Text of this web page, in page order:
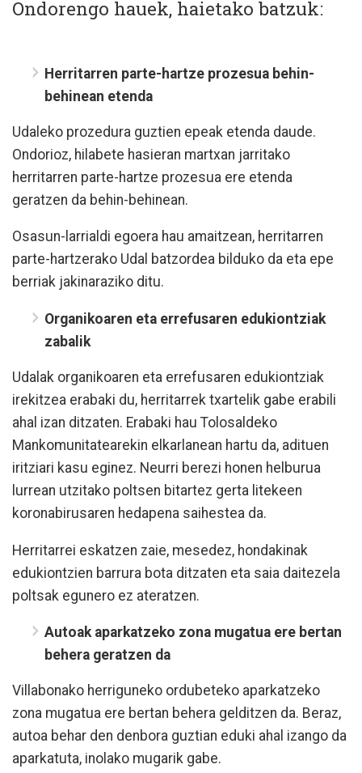
Ondorengo hauek, haietako batzuk:
Herritarren parte-hartze prozesua behin-
behinean etenda
Udaleko prozedura guztien epeak etenda daude.
Ondorioz, hilabete hasieran martxan jarritako
herritarren parte-hartze prozesua ere etenda
geratzen da behin-behinean.
Osasun-larrialdi egoera hau amaitzean, herritarren
parte-hartzerako Udal batzordea bilduko da eta epe
berriak jakinaraziko ditu.
Organikoaren eta errefusaren edukiontziak
zabalik
Udalak organikoaren eta errefusaren edukiontziak
irekitzea erabaki du, herritarrek txartelik gabe erabili
ahal izan ditzaten. Erabaki hau Tolosaldeko
Mankomunitatearekin elkarlanean hartu da, adituen
iritziari kasu eginez. Neurri berezi honen helburua
lurrean utzitako poltsen bitartez gerta litekeen
koronabirusaren hedapena saihestea da.
Herritarrei eskatzen zaie, mesedez, hondakinak
edukiontzien barrura bota ditzaten eta saia daitezela
poltsak egunero ez ateratzen.
Autoak aparkatzeko zona mugatua ere bertan
behera geratzen da
Villabonako herriguneko ordubeteko aparkatzeko
zona mugatua ere bertan behera gelditzen da. Beraz,
autoa behar den denbora guztian eduki ahal izango da
aparkatuta, inolako mugarik gabe.